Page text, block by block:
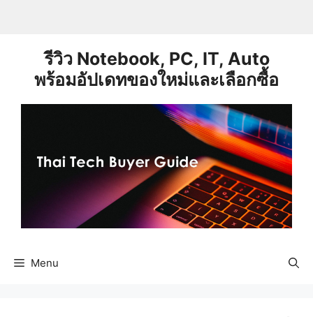
รีวิว Notebook, PC, IT, Auto
พร้อมอัปเดทของใหม่และเลือกซื้อ
Menu